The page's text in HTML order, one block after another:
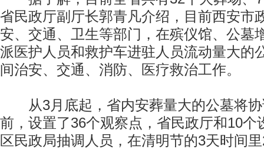
省民政厅副厅长郭青凡介绍，目前西安市
安、交通、卫生等部门，在殡仪馆、公墓
派医护人员和救护车进驻人员流动量大的
间治安、交通、消防、医疗救治工作。
从3月底起，省内安葬量大的公墓将协
前，设置了36个观察点，省民政厅和10个
区民政局抽调人员，在清明节的3天时间